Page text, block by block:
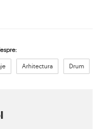
Arhitectura Drum